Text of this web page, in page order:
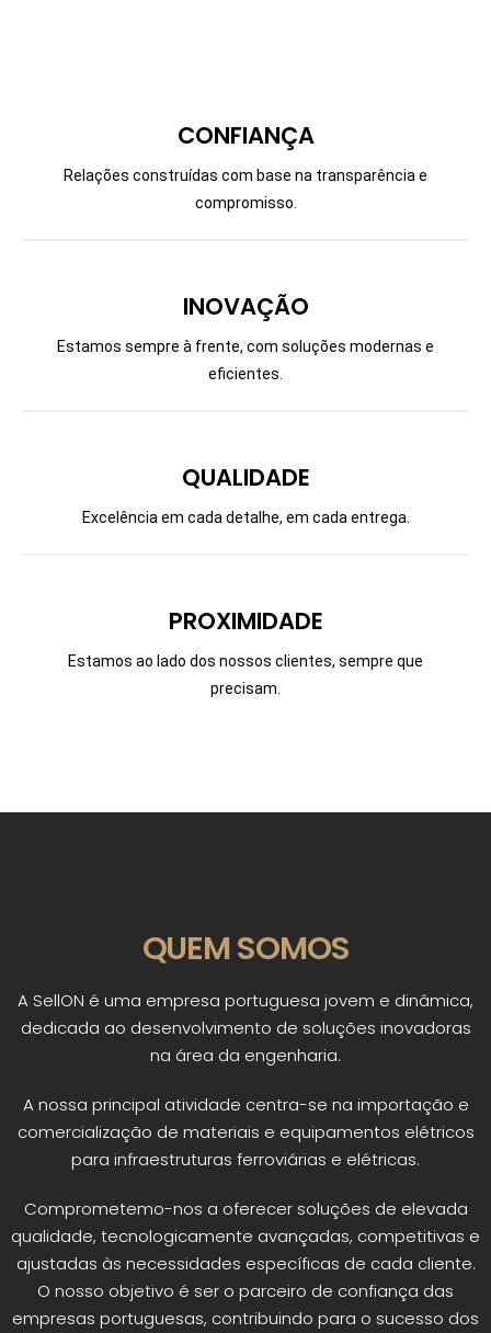
CONFIANÇA
Relações construídas com base na transparência e
compromisso.
INOVAÇÃO
Estamos sempre à frente, com soluções modernas e
eficientes.
QUALIDADE
Excelência em cada detalhe, em cada entrega.
PROXIMIDADE
Estamos ao lado dos nossos clientes, sempre que
precisam.
QUEM SOMOS
A SellON é uma empresa portuguesa jovem e dinâmica,
dedicada ao desenvolvimento de soluções inovadoras
na área da engenharia.
A nossa principal atividade centra-se na importação e
comercialização de materiais e equipamentos elétricos
para infraestruturas ferroviárias e elétricas.
Comprometemo-nos a oferecer soluções de elevada
qualidade, tecnologicamente avançadas, competitivas e
ajustadas às necessidades específicas de cada cliente.
O nosso objetivo é ser o parceiro de confiança das
empresas portuguesas, contribuindo para o sucesso dos